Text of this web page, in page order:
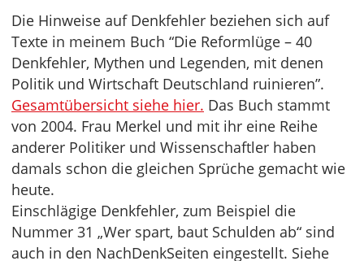
Die Hinweise auf Denkfehler beziehen sich auf
Texte in meinem Buch “Die Reformlüge – 40
Denkfehler, Mythen und Legenden, mit denen
Politik und Wirtschaft Deutschland ruinieren”.
Gesamtübersicht siehe hier. Das Buch stammt
von 2004. Frau Merkel und mit ihr eine Reihe
anderer Politiker und Wissenschaftler haben
damals schon die gleichen Sprüche gemacht wie
heute.
Einschlägige Denkfehler, zum Beispiel die
Nummer 31 „Wer spart, baut Schulden ab“ sind
auch in den NachDenkSeiten eingestellt. Siehe